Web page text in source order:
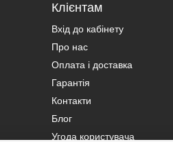
Клієнтам
Вхід до кабінету
Про нас
Оплата і доставка
Гарантія
Контакти
Блог
Угода користувача